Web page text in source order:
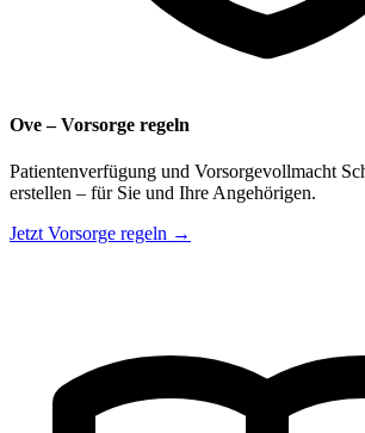
Ove – Vorsorge regeln
Patientenverfügung und Vorsorgevollmacht
erstellen – für Sie und Ihre Angehörigen.
Jetzt Vorsorge regeln →